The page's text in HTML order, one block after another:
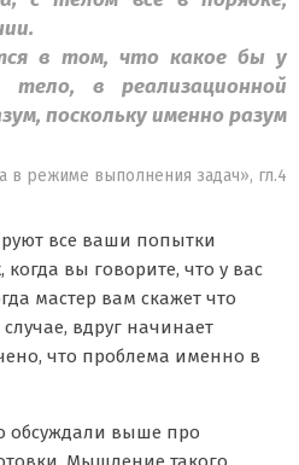
в том, что какое бы у
в реализационной
поскольку именно разум
в режиме выполнения задач», гл.4
все ваши попытки
вы говорите, что у вас
мастер вам скажет что
вдруг начинает
что проблема именно в
обсуждали выше про